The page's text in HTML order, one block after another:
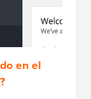
en el